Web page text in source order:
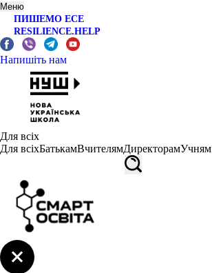
Меню
ПИШЕМО ЕСЕ
RESILIENCE.HELP
Напишіть нам
Для всіх
Для всіхБатькамВчителямДиректорамУчням